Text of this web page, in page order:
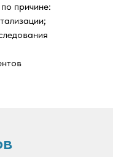
причине: